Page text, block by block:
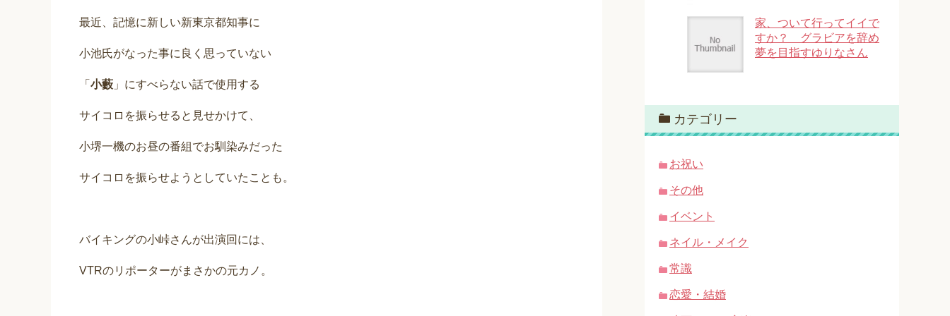
最近、記憶に新しい新東京都知事に
小池氏がなった事に良く思っていない
「 小藪 」にすべらない話で使用する
サイコロを振らせると見せかけて、
小堺一機のお昼の番組でお馴染みだった
サイコロを振らせようとしていたことも。
バイキングの小峠さんが出演回には、
VTRのリポーターがまさかの元カノ。
家、ついて行ってイイで
すか？ グラビアを辞め
夢を目指すゆりなさん
カテゴリー
お祝い
その他
イベント
ネイル・メイク
常識
恋愛・結婚